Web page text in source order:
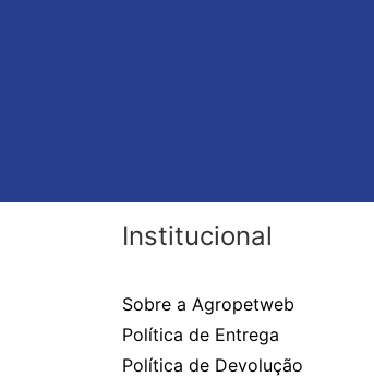
Institucional
Sobre a Agropetweb
Política de Entrega
Política de Devolução